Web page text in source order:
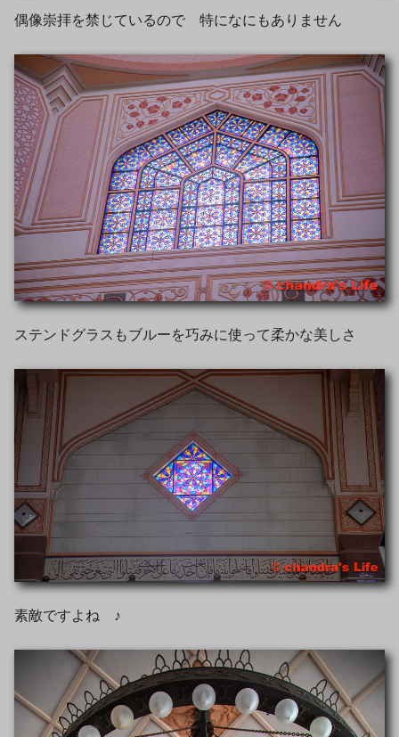
偶像崇拝を禁じているので 特になにもありません
ステンドグラスもブルーを巧みに使って柔かな美しさ
素敵ですよね ♪